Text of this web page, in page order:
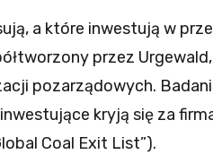
a które inwestują w
przez
pozarządowych.
kryją się za
Coal Exit List”).